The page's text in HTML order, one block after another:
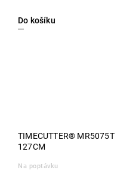
Do košíku
TIMECUTTER® MR5075T
127CM
Na poptávku